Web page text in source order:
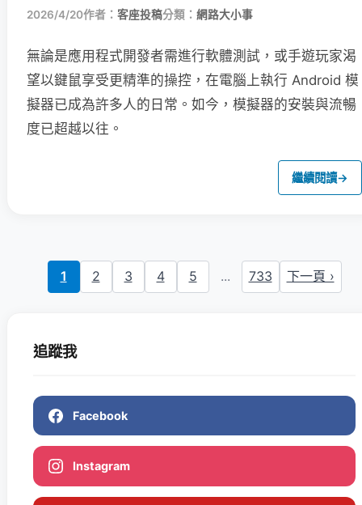
2026/4/20作者： 客座投稿分類： 網路大小事
無論是應用程式開發者需進行軟體測試，或手遊玩家渴
望以鍵鼠享受更精準的操控，在電腦上執行 Android 模
擬器已成為許多人的日常。如今，模擬器的安裝與流暢
度已超越以往。
繼續閱讀→
1 2 3 4 5 ... 733 下一頁 ›
追蹤我
Facebook
Instagram